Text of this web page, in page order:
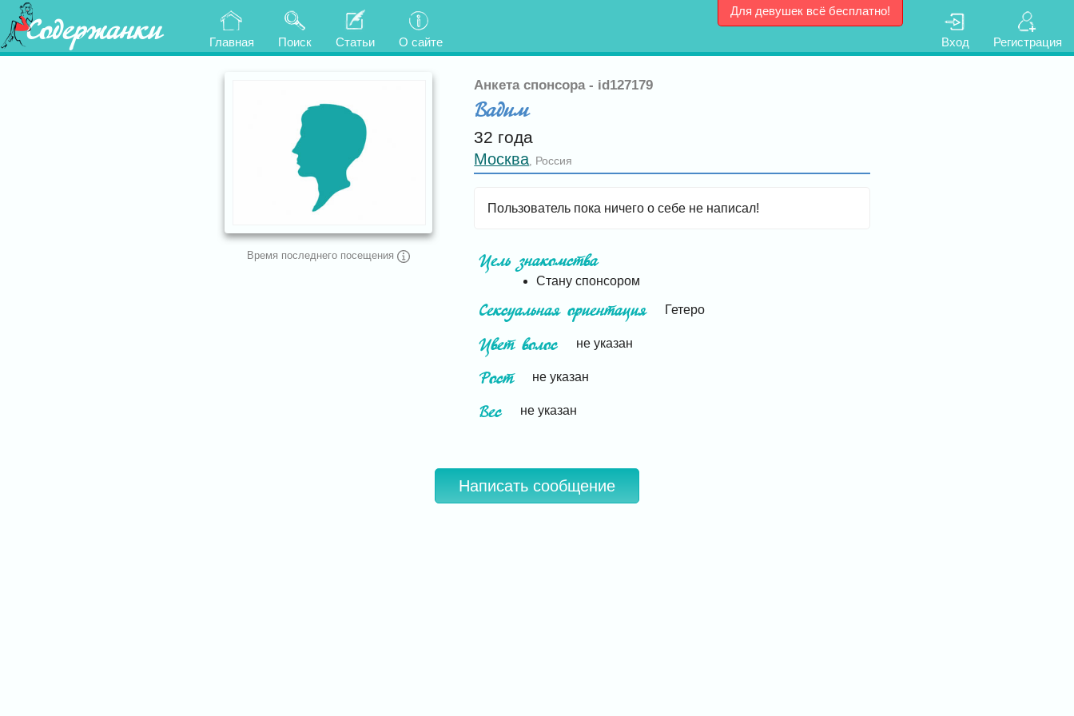
Содержанки Главная Поиск Статьи О сайте Вход Регистрация
Для девушек всё бесплатно!
Время последнего посещения
Анкета спонсора - id127179
Вадим
32 года
Москва Россия
Пользователь пока ничего о себе не написал!
Цель знакомства
Стану спонсором
Сексуальная ориентация Гетеро
Цвет волос не указан
Рост не указан
Вес не указан
Написать сообщение